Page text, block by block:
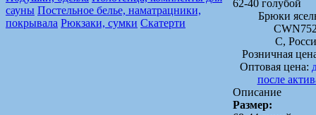
сауны Постельное белье, наматрацники,
покрывала Рюкзаки, сумки Скатерти
62-40 голубой
Брюки
C,
Розничная
Оптовая цена:
после
Описание
Размер: